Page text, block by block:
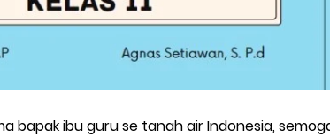
Geografi Pakai Cara Lama! 😤 TKA 2025 Beda
bapak ibu guru se tanah air Indonesia,